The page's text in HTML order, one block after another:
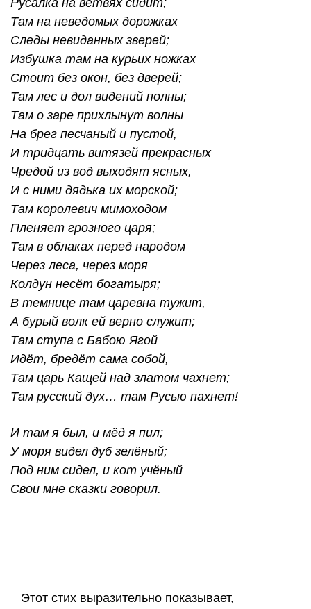
Русалка на ветвях сидит;
Там на неведомых дорожках
Следы невиданных зверей;
Избушка там на курьих ножках
Стоит без окон, без дверей;
Там лес и дол видений полны;
Там о заре прихлынут волны
На брег песчаный и пустой,
И тридцать витязей прекрасных
Чредой из вод выходят ясных,
И с ними дядька их морской;
Там королевич мимоходом
Пленяет грозного царя;
Там в облаках перед народом
Через леса, через моря
Колдун несёт богатыря;
В темнице там царевна тужит,
А бурый волк ей верно служит;
Там ступа с Бабою Ягой
Идёт, бредёт сама собой,
Там царь Кащей над златом чахнет;
Там русский дух… там Русью пахнет!
И там я был, и мёд я пил;
У моря видел дуб зелёный;
Под ним сидел, и кот учёный
Свои мне сказки говорил.
Этот стих выразительно показывает,